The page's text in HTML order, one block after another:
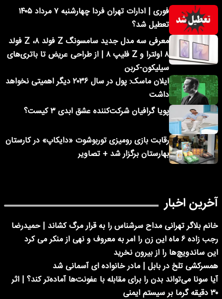
فوری | ادارات تهران فردا چهارشنبه ۷ مرداد ۱۴۰۵
تعطیل شد؟
معرفی سه مدل جدید سامسونگ Z فولد ۸، Z فولد
۸ اولترا و Z فلیپ ۸ | از طراحی عریض تا باتری‌های
سیلیکون-کربن
ایلان ماسک: پول در سال ۲۰۳۶ دیگر اهمیتی نخواهد
داشت
پویا گرافیان شرکت‌کننده عشق ابدی ۳ کیست؟
رقابت بازی رومیزی توربوشوت «دایکاپ» در کارستان
بهارستان برگزار شد + تصاویر
آخرین اخبار
خانم بلاگر تهرانی مداح سرشناس را به قرار مرگ کشاند | حمیدرضا
رجب زاده ۶ ماه این زن را امر به معروف و نهی از منکر می کرد
این ساندویچ‌ها را از بیرون نخرید
همسرکشی تلخ در بابل | مادر خانواده ای آسمانی شد
آیا سونا می‌تواند بدن را برای مقابله با عفونت‌ها آماده‌تر کند؟ | اثر
۳۰ دقیقه گرما بر سیستم ایمنی